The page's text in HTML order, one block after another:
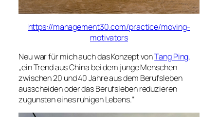
https://management30.com/practice/moving-
motivators
Neu war für mich auch das Konzept vonTang Ping,
„ein Trend aus China bei dem junge Menschen
zwischen 20 und 40 Jahre aus dem Berufsleben
ausscheiden oder das Berufsleben reduzieren
zugunsten eines ruhigen Lebens.“